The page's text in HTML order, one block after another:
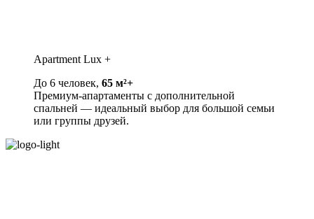
Apartment Lux +
До 6 человек, 65 м²+
Премиум-апартаменты с дополнительной
спальней — идеальный выбор для большой семьи
или группы друзей.